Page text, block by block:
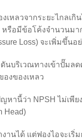
เหลวจากระยะไกลเกิ
หรือมีข้อโค้งจำนวนม
Loss) จะเพิ่มขึ้นอ
นบริเวณทางเข้าปั๊มลด
งของเหลว
หานี้ว่า NPSH ไม่เพีย
Head)
านได้ แต่ฟองไอจะเริ่